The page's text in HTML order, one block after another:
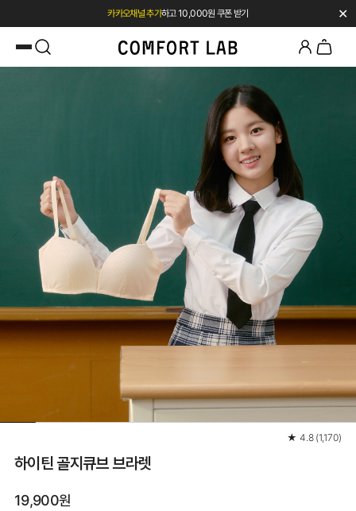
첫 구매 시 베스트셀러 50% 즉시 할인 ✕
★ 4.8 (1,170)
하이틴 골지큐브 브라렛
19,900원